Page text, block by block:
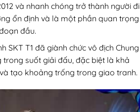
và nhanh chóng trở thành người đi
ổn định và là một phần quan trọng
đầu.
SKT T1 đã giành chức vô địch Chung
trong suốt giải đấu, đặc biệt là khả
tạo khoảng trống trong giao tranh.